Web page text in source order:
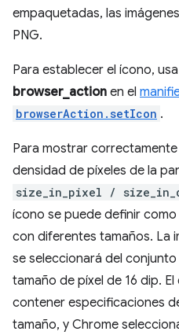
empaquetadas, las
PNG.
Para establecer el ícono,
browser_action en el
browserAction.setIcon .
Para mostrar
densidad de píxeles de la
size_in_pixel /
ícono se puede definir
con diferentes tamaños. La
se seleccionará del
tamaño de píxel de 16 dip.
contener especificaciones
tamaño, y Chrome